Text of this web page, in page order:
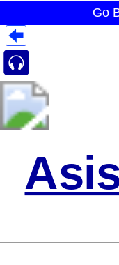
Go
Despliegues
Despliegues
Despliegues por